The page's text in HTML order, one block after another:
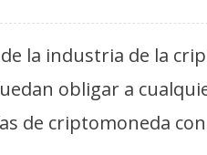
la industria de la
obligar a
de criptomoneda con